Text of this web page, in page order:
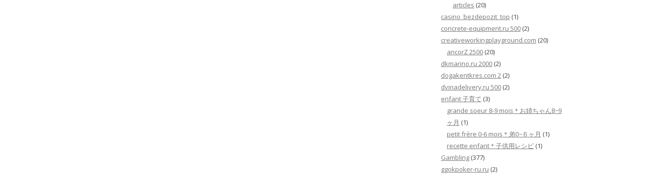
articles (20)
casino_bezdepozit_top (1)
concrete-equipment.ru 500 (2)
creativeworkingplayground.com (20)
ancorZ 2500 (20)
dkmarino.ru 2000 (2)
dogakentkres.com 2 (2)
dvinadelivery.ru 500 (2)
enfant 子育て (3)
grande soeur 8-9 mois＊お姉ちゃん8−9
ヶ月 (1)
petit frère 0-6 mois＊弟0−６ヶ月 (1)
recette enfant＊子供用レシピ (1)
Gambling (377)
ggokpoker-ru.ru (2)